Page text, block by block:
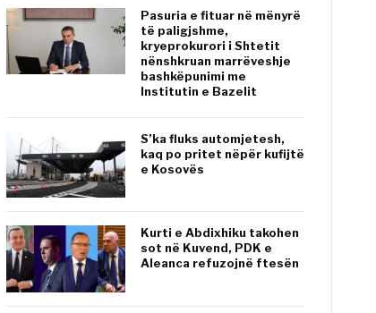
Pasuria e fituar në mënyrë
të paligjshme,
kryeprokurori i Shtetit
nënshkruan marrëveshje
bashkëpunimi me
Institutin e Bazelit
S’ka fluks automjetesh,
kaq po pritet nëpër kufijtë
e Kosovës
Kurti e Abdixhiku takohen
sot në Kuvend, PDK e
Aleanca refuzojnë ftesën